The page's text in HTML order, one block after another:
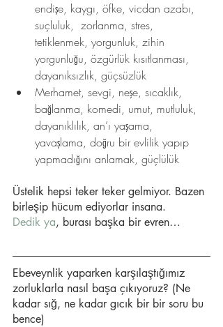
endişe, kaygı, öfke, vicdan azabı,
suçluluk,  zorlanma, stres,
tetiklenmek, yorgunluk, zihin
yorgunluğu, özgürlük kısıtlanması,
dayanıksızlık, güçsüzlük
Merhamet, sevgi, neşe, sıcaklık,
bağlanma, komedi, umut, mutluluk,
dayanıklılık, an’ı yaşama,
yavaşlama, doğru bir evlilik yapıp
yapmadığını anlamak, güçlülük
Üstelik hepsi teker teker gelmiyor. Bazen
birleşip hücum ediyorlar insana.
Dedik ya, burası başka bir evren…
Ebeveynlik yaparken karşılaştığımız
zorluklarla nasıl başa çıkıyoruz? (Ne
kadar sığ, ne kadar gıcık bir bir soru bu
bence)